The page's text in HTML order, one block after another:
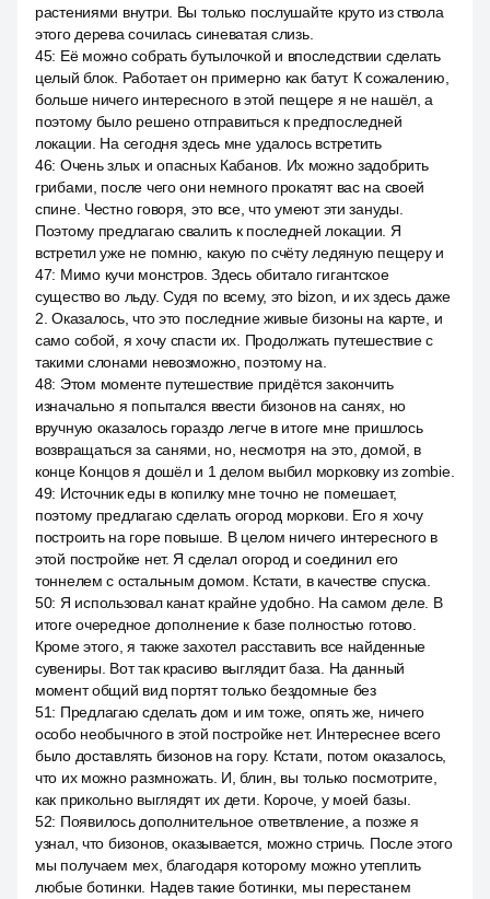
растениями внутри. Вы только послушайте круто из ствола
этого дерева сочилась синеватая слизь.
45: Её можно собрать бутылочкой и впоследствии сделать
целый блок. Работает он примерно как батут. К сожалению,
больше ничего интересного в этой пещере я не нашёл, а
поэтому было решено отправиться к предпоследней
локации. На сегодня здесь мне удалось встретить
46: Очень злых и опасных Кабанов. Их можно задобрить
грибами, после чего они немного прокатят вас на своей
спине. Честно говоря, это все, что умеют эти зануды.
Поэтому предлагаю свалить к последней локации. Я
встретил уже не помню, какую по счёту ледяную пещеру и
47: Мимо кучи монстров. Здесь обитало гигантское
существо во льду. Судя по всему, это bizon, и их здесь даже
2. Оказалось, что это последние живые бизоны на карте, и
само собой, я хочу спасти их. Продолжать путешествие с
такими слонами невозможно, поэтому на.
48: Этом моменте путешествие придётся закончить
изначально я попытался ввести бизонов на санях, но
вручную оказалось гораздо легче в итоге мне пришлось
возвращаться за санями, но, несмотря на это, домой, в
конце Концов я дошёл и 1 делом выбил морковку из zombie.
49: Источник еды в копилку мне точно не помешает,
поэтому предлагаю сделать огород моркови. Его я хочу
построить на горе повыше. В целом ничего интересного в
этой постройке нет. Я сделал огород и соединил его
тоннелем с остальным домом. Кстати, в качестве спуска.
50: Я использовал канат крайне удобно. На самом деле. В
итоге очередное дополнение к базе полностью готово.
Кроме этого, я также захотел расставить все найденные
сувениры. Вот так красиво выглядит база. На данный
момент общий вид портят только бездомные без
51: Предлагаю сделать дом и им тоже, опять же, ничего
особо необычного в этой постройке нет. Интереснее всего
было доставлять бизонов на гору. Кстати, потом оказалось,
что их можно размножать. И, блин, вы только посмотрите,
как прикольно выглядят их дети. Короче, у моей базы.
52: Появилось дополнительное ответвление, а позже я
узнал, что бизонов, оказывается, можно стричь. После этого
мы получаем мех, благодаря которому можно утеплить
любые ботинки. Надев такие ботинки, мы перестанем